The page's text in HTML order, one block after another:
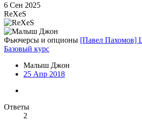
6 Сен 2025
ReXeS
Фьючерсы и опционы [Павел Пахомов]
Базовый курс
Малыш Джон
25 Апр 2018
Ответы
2